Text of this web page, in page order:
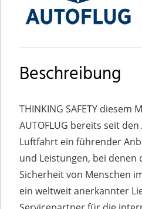
Beschreibung
THINKING SAFETY
AUTOFLUG bereits seit
Luftfahrt ein führender
und Leistungen, bei denen
Sicherheit von Menschen
ein weltweit anerkannter